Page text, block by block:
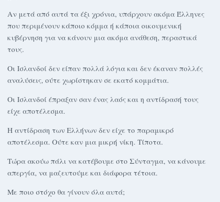
Αν μετά από αυτά τα έξι χρόνια, υπάρχουν ακόμα Έλληνες
που περιμένουν κάποιο κόμμα ή κάποια οικουμενική
κυβέρνηση για να κάνουν μια ακόμα ανάθεση, περαστικά
τους.
Οι Ισλανδοί δεν είπαν πολλά λόγια και δεν έκαναν πολλές
αναλύσεις, ούτε χωρίστηκαν σε εκατό κομμάτια.
Οι Ισλανδοί έπραξαν σαν ένας λαός και η αντίδρασή τους
είχε αποτέλεσμα.
Η αντίδραση των Ελλήνων δεν είχε το παραμικρό
αποτέλεσμα. Ούτε καν μια μικρή νίκη. Τίποτα.
Τώρα ακούω πάλι να κατέβουμε στο Σύνταγμα, να κάνουμε
απεργία, να μαζευτούμε και διάφορα τέτοια.
Με ποιο στόχο θα γίνουν όλα αυτά;